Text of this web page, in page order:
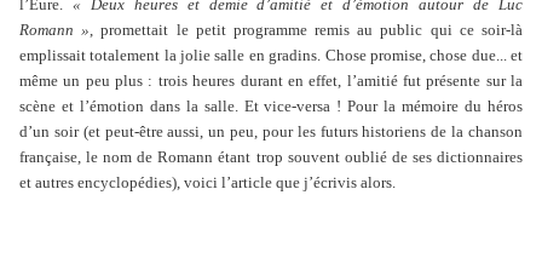
l’Eure. « Deux heures et demie d’amitié et d’émotion autour de Luc
Romann », promettait le petit programme remis au public qui ce soir-là
emplissait totalement la jolie salle en gradins. Chose promise, chose due... et
même un peu plus : trois heures durant en effet, l’amitié fut présente sur la
scène et l’émotion dans la salle. Et vice-versa ! Pour la mémoire du héros
d’un soir (et peut-être aussi, un peu, pour les futurs historiens de la chanson
française, le nom de Romann étant trop souvent oublié de ses dictionnaires
et autres encyclopédies), voici l’article que j’écrivis alors.